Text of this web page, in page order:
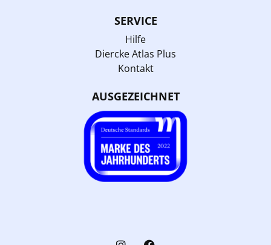
SERVICE
Hilfe
Diercke Atlas Plus
Kontakt
AUSGEZEICHNET